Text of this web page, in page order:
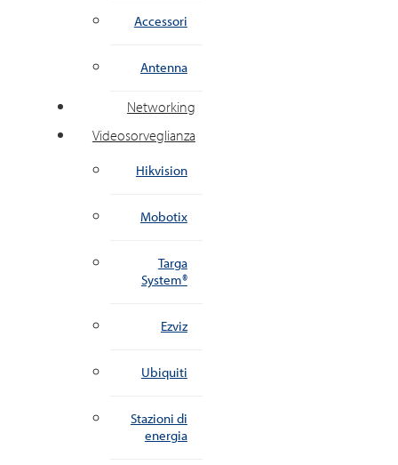
Accessori
Antenna
Networking
Videosorveglianza
Hikvision
Mobotix
Targa
System®
Ezviz
Ubiquiti
Stazioni di
energia